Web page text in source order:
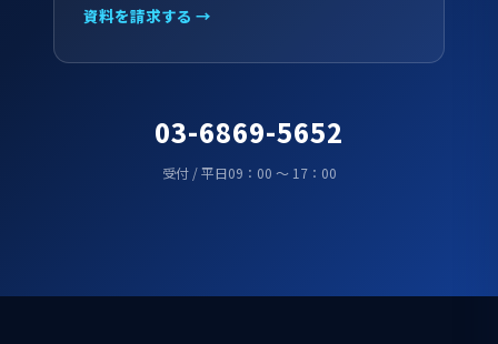
資料を請求する →
03-6869-5652
受付 / 平日09：00 ～ 17：00